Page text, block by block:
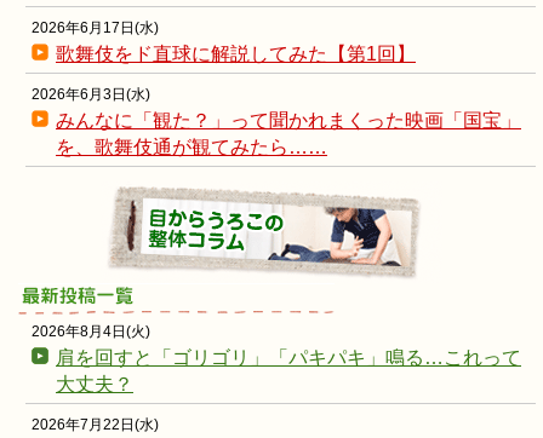
2026年6月17日(水)
歌舞伎をド直球に解説してみた【第1回】
2026年6月3日(水)
みんなに「観た？」って聞かれまくった映画「国宝」
を、歌舞伎通が観てみたら……
2026年8月4日(火)
肩を回すと「ゴリゴリ」「パキパキ」鳴る…これって
大丈夫？
2026年7月22日(水)